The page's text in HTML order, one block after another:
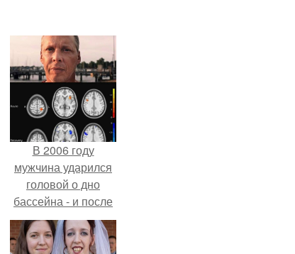
В 2006 году
мужчина ударился
головой о дно
бассейна - и после
этого его жизнь
изменилась самым